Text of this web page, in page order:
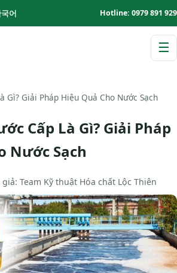
어 Hotline: 0979 891 929
☰
Gì? Giải Pháp Hiệu Quả Cho Nước Sạch
Cấp Là Gì? Giải Pháp
Nước Sạch
giả: Team Kỹ thuật Hóa chất Lộc Thiên